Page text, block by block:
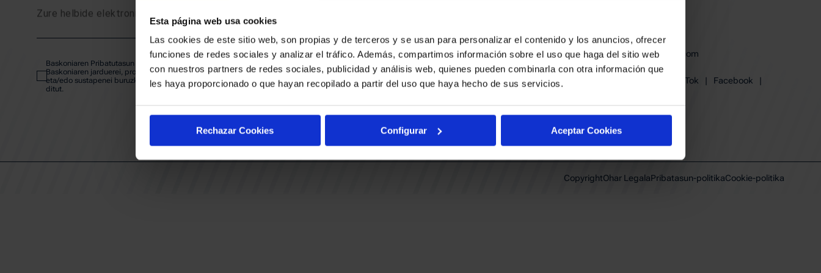
Esta página web usa cookies
Las cookies de este sitio web, son propias y de terceros y se usan para personalizar el contenido y los anuncios, ofrecer
funciones de redes sociales y analizar el tráfico. Además, compartimos información sobre el uso que haga del sitio web
con nuestros partners de redes sociales, publicidad y análisis web, quienes pueden combinarla con otra información que
les haya proporcionado o que hayan recopilado a partir del uso que haya hecho de sus servicios.
Rechazar Cookies Configurar Aceptar Cookies
SARRERAK
ABONATUAK
EGUTEGIA
KLUBA
Zure helbide elektronikoa
Baskoniaren Pribatutasun politika irakurri eta onartzen dut eta
Baskoniaren jarduerei, produktuei, zerbitzuei, lehiaketei, eskaintzei
eta/edo sustapenei buruzko komunikazio elektronikoak jaso nahi
ditut.
Fernando Buesa Arena Zurbanoko
Errepidea Z/G
01013 Gasteiz
baskonia@baskonia.com
Tel.+34 945 139 191
TikTok | Facebook
|
CopyrightOhar LegalaPribatasun-politikaCookie-politika